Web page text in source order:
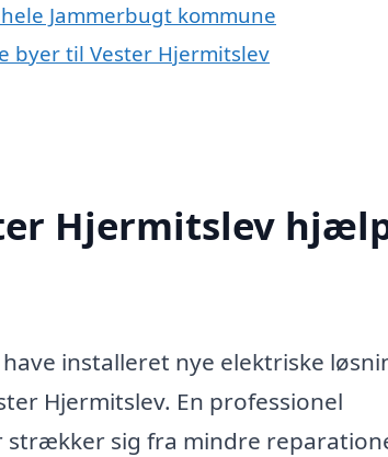
Jammerbugt kommune
byer til Vester Hjermitslev
Hjermitslev
installeret nye elektriske
Hjermitslev. En professionel
strækker sig fra mindre